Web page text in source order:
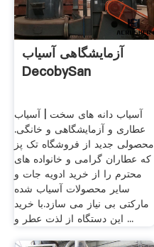
آزمایشگاهی آسیاب
DecobySan
آسیاب دانه های سخت | آسیاب
عطاری و آزمایشگاهی و خانگی.
محصولی جدید از فروشگاه تک پز
که عطاران گرامی و خانواده های
محترم را از خرید ادویه جات و
سایر محصولات آسیاب شده
مارکتی بی نیاز می سازد.با خرید
این دستگاه از لذت عطر و ...